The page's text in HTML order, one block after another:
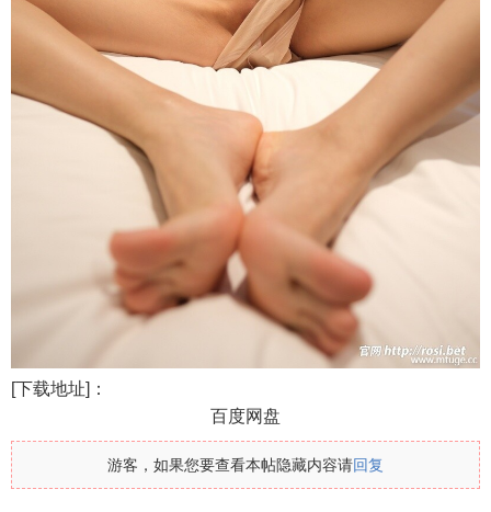
[下载地址]：
百度网盘
游客，如果您要查看本帖隐藏内容请回复